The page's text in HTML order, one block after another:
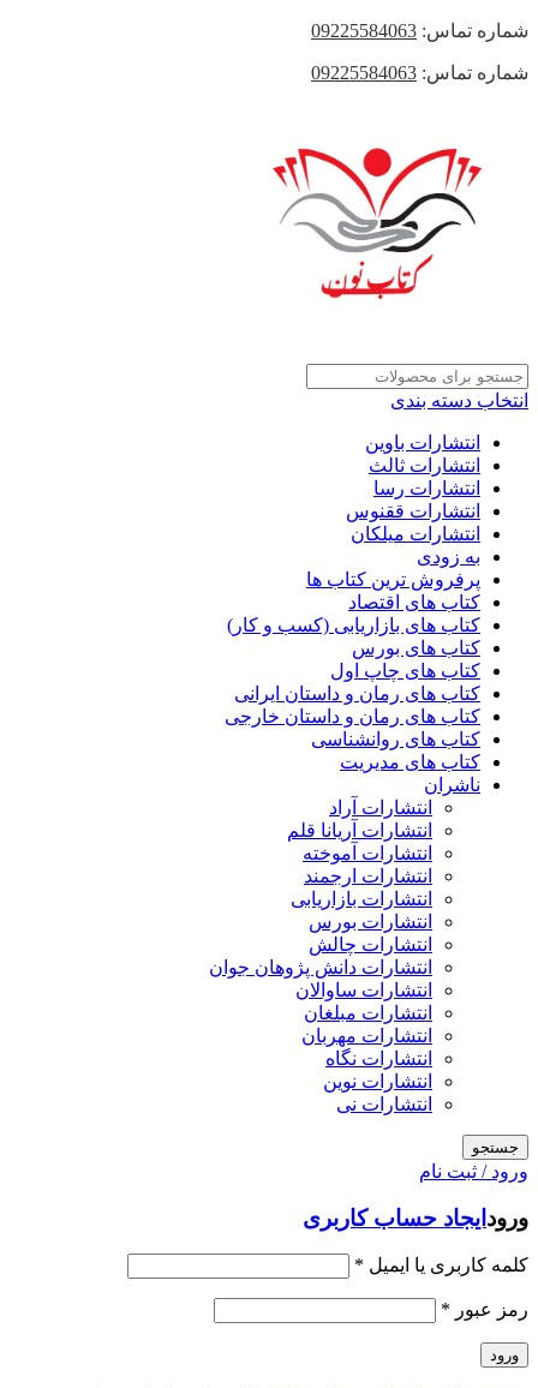
شماره تماس: 09225584063
شماره تماس: 09225584063
انتخاب دسته بندی
انتشارات باوین
انتشارات ثالث
انتشارات رسا
انتشارات ققنوس
انتشارات میلکان
به زودی
پرفروش ترین کتاب ها
کتاب های اقتصاد
کتاب های بازاریابی (کسب و کار)
کتاب های بورس
کتاب های چاپ اول
کتاب های رمان و داستان ایرانی
کتاب های رمان و داستان خارجی
کتاب های روانشناسی
کتاب های مدیریت
ناشران
انتشارات آراد
انتشارات آریانا قلم
انتشارات آموخته
انتشارات ارجمند
انتشارات بازاریابی
انتشارات بورس
انتشارات چالش
انتشارات دانش پژوهان جوان
انتشارات ساوالان
انتشارات مبلغان
انتشارات مهربان
انتشارات نگاه
انتشارات نوین
انتشارات نی
جستجو
ورود / ثبت نام
ورود ایجاد حساب کاربری
کلمه کاربری یا ایمیل *
رمز عبور *
ورود